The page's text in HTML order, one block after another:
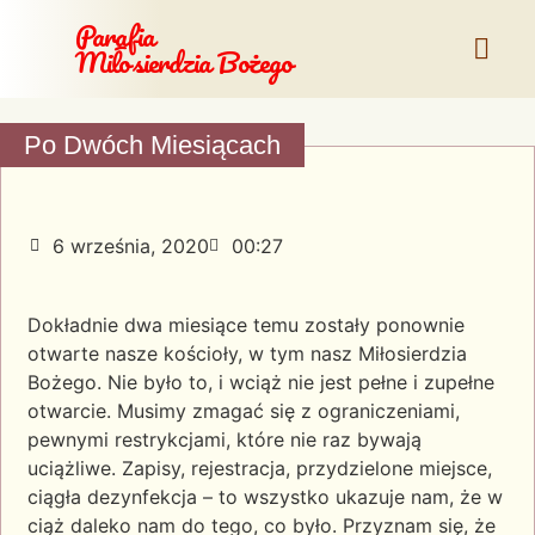
Parafia
Miłosierdzia Bożego
Po Dwóch Miesiącach
6 września, 2020 00:27
Dokładnie dwa miesiące temu zostały ponownie
otwarte nasze kościoły, w tym nasz Miłosierdzia
Bożego. Nie było to, i wciąż nie jest pełne i zupełne
otwarcie. Musimy zmagać się z ograniczeniami,
pewnymi restrykcjami, które nie raz bywają
uciążliwe. Zapisy, rejestracja, przydzielone miejsce,
ciągła dezynfekcja – to wszystko ukazuje nam, że w
ciąż daleko nam do tego, co było. Przyznam się, że